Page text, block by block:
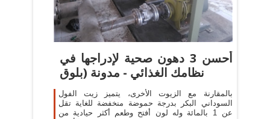
أحسن 3 دهون صحية لإدراجها في
نظامك الغذائي - مدونة (بلوق
بالمقارنة مع الزيوت الأخرى، يتميز زيت الفول
السوداني البكر بدرجة حموضة منخفضة للغاية تقل
عن 1 بالمائة وله لون أفتح وطعم أكثر حيادية من